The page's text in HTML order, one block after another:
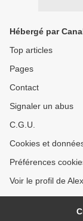
Hébergé par
Top articles
Pages
Contact
Signaler un abus
C.G.U.
Cookies et
Préférences
Voir le profil de